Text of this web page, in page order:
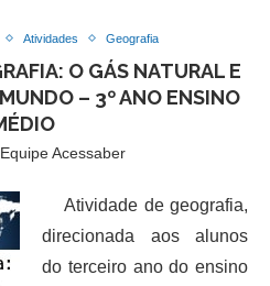
Atividades Geografia
O GÁS NATURAL E
– 3º ANO ENSINO
Equipe Acessaber
Atividade de geografia,
direcionada aos alunos
do terceiro ano do ensino